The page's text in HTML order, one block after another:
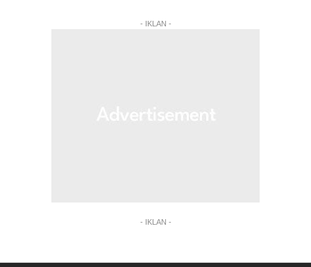
- IKLAN -
- IKLAN -